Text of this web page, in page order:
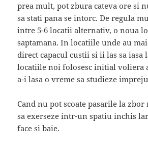
prea mult, pot zbura cateva ore si
sa stati pana se intorc. De regula
intre 5-6 locatii alternativ, o noua
saptamana. In locatiile unde au
direct capacul custii si ii las sa iasa
locatiile noi folosesc initial voliera
a-i lasa o vreme sa studieze
Cand nu pot scoate pasarile la
sa exerseze intr-un spatiu inchis
face si baie.